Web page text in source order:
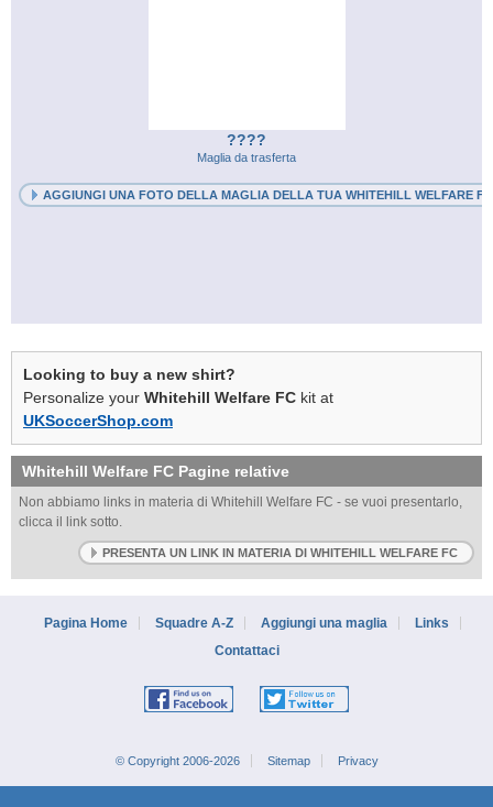
????
Maglia da trasferta
AGGIUNGI UNA FOTO DELLA MAGLIA DELLA TUA WHITEHILL WELFARE FC
Looking to buy a new shirt?
Personalize your Whitehill Welfare FC kit at
UKSoccerShop.com
Whitehill Welfare FC Pagine relative
Non abbiamo links in materia di Whitehill Welfare FC - se vuoi presentarlo,
clicca il link sotto.
PRESENTA UN LINK IN MATERIA DI WHITEHILL WELFARE FC
Pagina Home Squadre A-Z Aggiungi una maglia
Links
Contattaci
© Copyright 2006-2026 Sitemap Privacy